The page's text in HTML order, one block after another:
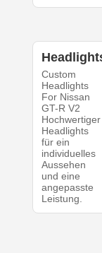
Custom
Headlights
For Nissan
GT-R V2
Hochwertiger
Headlights
für ein
individuelles
Aussehen
und eine
angepasste
Leistung.